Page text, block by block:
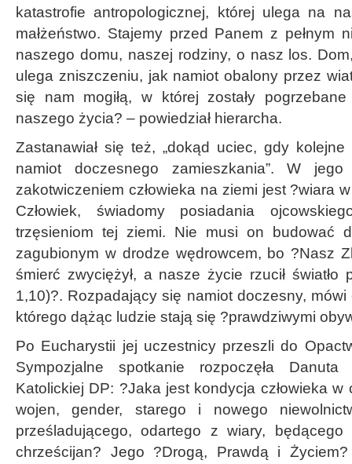
katastrofie antropologicznej, której ulega na
małżeństwo. Stajemy przed Panem z pełnym
naszego domu, naszej rodziny, o nasz los.
ulega zniszczeniu, jak namiot obalony przez
się nam mogiłą, w której zostały
naszego życia? – powiedział hierarcha.
Zastanawiał się też, „dokąd uciec, gdy
namiot doczesnego zamieszkania”. W jego
zakotwiczeniem człowieka na ziemi jest ?wiara
Człowiek, świadomy posiadania
trzęsieniom tej ziemi. Nie musi on budować
zagubionym w drodze wędrowcem, bo ?Nasz
śmierć zwyciężył, a nasze życie rzucił światło
1,10)?. Rozpadający się namiot doczesny,
którego dążąc ludzie stają się ?prawdziwymi
Po Eucharystii jej uczestnicy przeszli do
Sympozjalne spotkanie rozpoczęła
Katolickiej DP: ?Jaka jest kondycja człowieka
wojen, gender, starego i nowego
prześladującego, odartego z wiary, będącego
chrześcijan? Jego ?Drogą, Prawdą i